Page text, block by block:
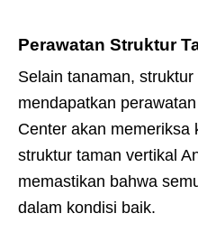
Perawatan Struktur
Selain tanaman,
mendapatkan
Center akan memeriksa
struktur taman vertikal
memastikan bahwa
dalam kondisi baik.